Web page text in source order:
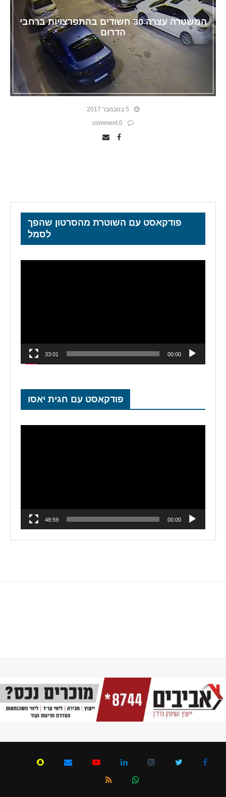
המשטרה עצרה 30 חשודים בהתפרצויות ברחבי
הדרום
5 בנובמבר 2017
0 comment
פודקאסט עם השוטרת מהסרטון שהפך
לסמל
00:00
33:01
פודקאסט עם חגית יאסו
00:00
48:59